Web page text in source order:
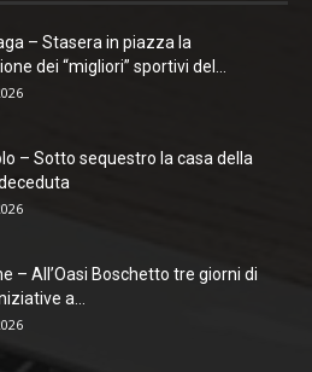
– Stasera in piazza la
dei “migliori” sportivi del...
– Sotto sequestro la casa della
– All’Oasi Boschetto tre giorni di
a...